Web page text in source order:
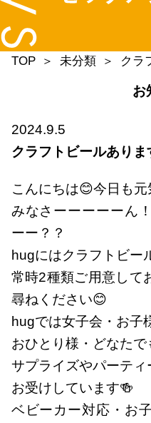
TOP 未分類 クラ
お
2024.9.5
クラフトビールありま
こんにちは😊今日も
みなさーーーーーん
ーー？？
hugにはクラフトビー
常時2種類ご用意して
尋ねください😊
hugでは女子会・お子
おひとり様・どなたで
サプライズやパーティ
お受けしています🍻
ベビーカー対応・お